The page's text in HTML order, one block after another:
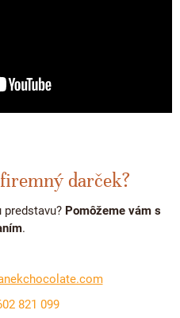
darček?
predstavu? Pomôžeme vám s
.
821 099